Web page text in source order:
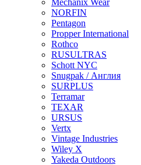
Mechanix Wear
NORFIN
Pentagon
Propper International
Rothco
RUSULTRAS
Schott NYC
Snugpak / Англия
SURPLUS
Terramar
TEXAR
URSUS
Vertx
Vintage Industries
Wiley X
Yakeda Outdoors